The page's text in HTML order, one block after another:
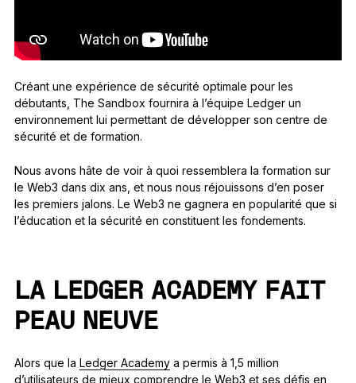
Créant une expérience de sécurité optimale pour les
débutants, The Sandbox fournira à l’équipe Ledger un
environnement lui permettant de développer son centre de
sécurité et de formation.
Nous avons hâte de voir à quoi ressemblera la formation sur
le Web3 dans dix ans, et nous nous réjouissons d’en poser
les premiers jalons. Le Web3 ne gagnera en popularité que si
l’éducation et la sécurité en constituent les fondements.
LA LEDGER ACADEMY FAIT
PEAU NEUVE
Alors que la Ledger Academya permis à 1,5 million
d’utilisateurs de mieux comprendre le Web3 et ses défis en